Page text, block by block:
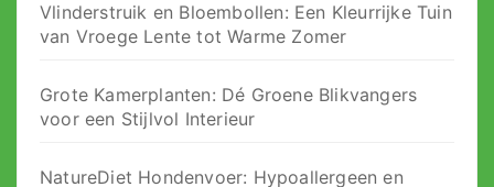
Vlinderstruik en Bloembollen: Een Kleurrijke Tuin
van Vroege Lente tot Warme Zomer
Grote Kamerplanten: Dé Groene Blikvangers
voor een Stijlvol Interieur
NatureDiet Hondenvoer: Hypoallergeen en